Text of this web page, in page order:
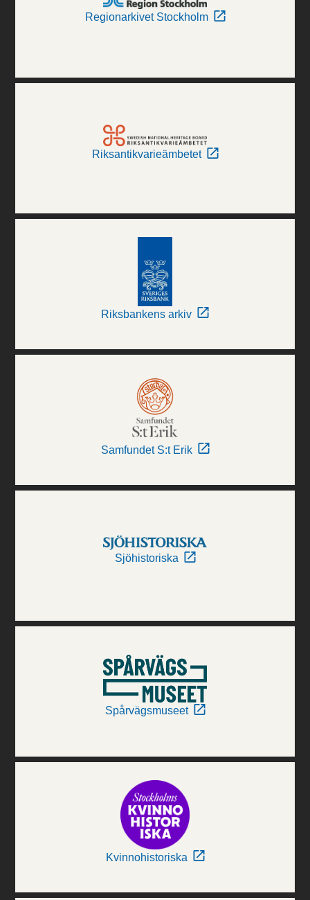
Regionarkivet Stockholm
Riksantikvarieämbetet
Riksbankens arkiv
Samfundet S:t Erik
Sjöhistoriska
Spårvägsmuseet
Kvinnohistoriska